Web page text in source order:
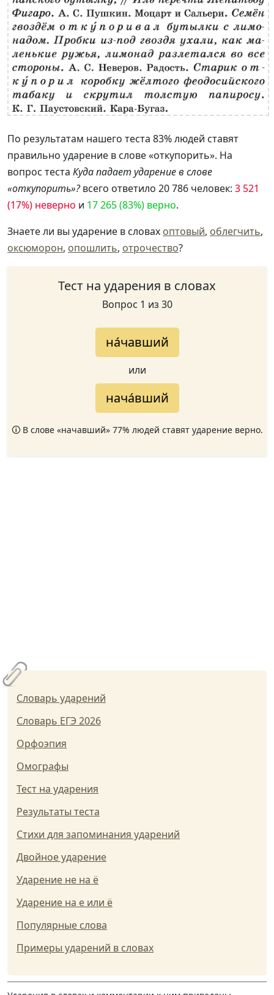
По результатам нашего теста 83% людей ставят
правильно ударение в слове «откупорить». На
вопрос теста Куда падает ударение в слове
«откупорить»?всего ответило 20 786 человек: 3 521
(17%) неверно и 17 265 (83%) верно.
Знаете ли вы ударение в словах оптовый, облегчить,
оксюморон, опошлить, отрочество?
Тест на ударения в словах
Вопрос 1 из 30
на́чавший
или
нача́вший
🛈 В слове «начавший» 77% людей ставят ударение верно.
Словарь ударений
Словарь ЕГЭ 2026
Орфоэпия
Омографы
Тест на ударения
Результаты теста
Стихи для запоминания ударений
Двойное ударение
Ударение не на ё
Ударение на е или ё
Популярные слова
Примеры ударений в словах